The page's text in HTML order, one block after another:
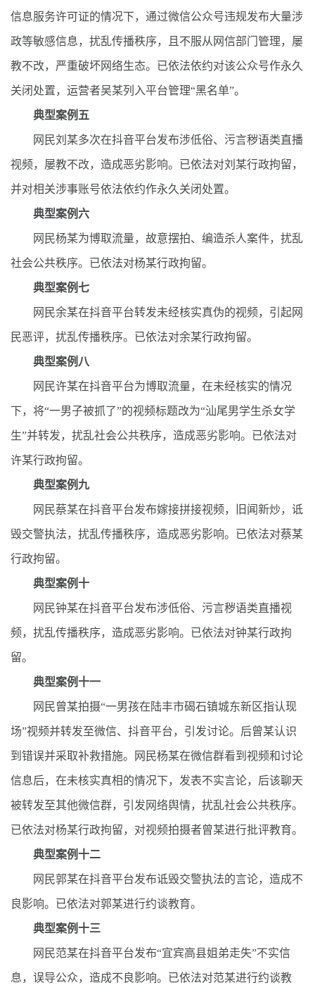
信息服务许可证的情况下，通过微信公众号违规发布大量涉
政等敏感信息，扰乱传播秩序，且不服从网信部门管理，屡
教不改，严重破坏网络生态。已依法依约对该公众号作永久
关闭处置，运营者吴某列入平台管理“黑名单”。
典型案例五
网民刘某多次在抖音平台发布涉低俗、污言秽语类直播
视频，屡教不改，造成恶劣影响。已依法对刘某行政拘留，
并对相关涉事账号依法依约作永久关闭处置。
典型案例六
网民杨某为博取流量，故意摆拍、编造杀人案件，扰乱
社会公共秩序。已依法对杨某行政拘留。
典型案例七
网民余某在抖音平台转发未经核实真伪的视频，引起网
民恶评，扰乱传播秩序。已依法对余某行政拘留。
典型案例八
网民许某在抖音平台为博取流量，在未经核实的情况
下，将“一男子被抓了”的视频标题改为“汕尾男学生杀女学
生”并转发，扰乱社会公共秩序，造成恶劣影响。已依法对
许某行政拘留。
典型案例九
网民蔡某在抖音平台发布嫁接拼接视频，旧闻新炒，诋
毁交警执法，扰乱传播秩序，造成恶劣影响。已依法对蔡某
行政拘留。
典型案例十
网民钟某在抖音平台发布涉低俗、污言秽语类直播视
频，扰乱传播秩序，造成恶劣影响。已依法对钟某行政拘
留。
典型案例十一
网民曾某拍摄“一男孩在陆丰市碣石镇城东新区指认现
场”视频并转发至微信、抖音平台，引发讨论。后曾某认识
到错误并采取补救措施。网民杨某在微信群看到视频和讨论
信息后，在未核实真相的情况下，发表不实言论，后该聊天
被转发至其他微信群，引发网络舆情，扰乱社会公共秩序。
已依法对杨某行政拘留，对视频拍摄者曾某进行批评教育。
典型案例十二
网民郭某在抖音平台发布诋毁交警执法的言论，造成不
良影响。已依法对郭某进行约谈教育。
典型案例十三
网民范某在抖音平台发布“宜宾高县姐弟走失”不实信
息，误导公众，造成不良影响。已依法对范某进行约谈教